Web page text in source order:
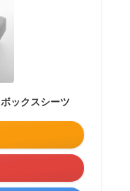
ックスシーツ